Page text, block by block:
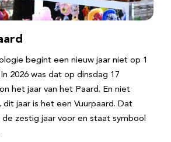
begint een nieuw jaar niet op 1
2026 was dat op dinsdag 17
het jaar van het Paard. En niet
dit jaar is het een Vuurpaard. Dat
zestig jaar voor en staat symbool